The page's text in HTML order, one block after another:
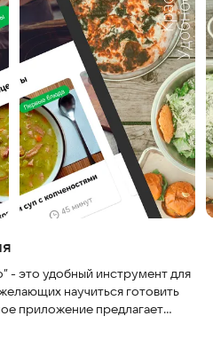
- это удобный инструмент для
научиться готовить
приложение предлагает